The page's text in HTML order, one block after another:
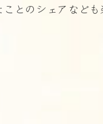
ことのシェアなど